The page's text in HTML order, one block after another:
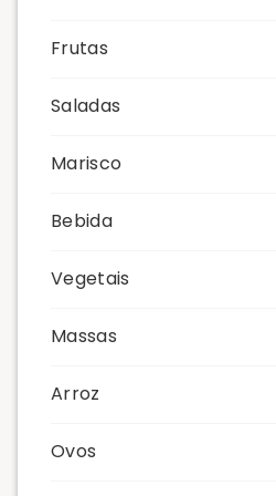
Frutas
Saladas
Marisco
Bebida
Vegetais
Massas
Arroz
Ovos